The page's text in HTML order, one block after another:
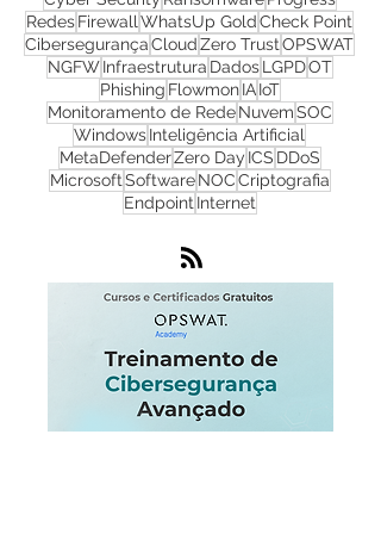
CyberSecurityTIHackersMalware
Cyber SecurityRansomwareProgress
RedesFirewallWhatsUp Gold Check Point
CibersegurançaCloudZero Trust
NGFWInfraestruturaDadosLGPDOT
PhishingFlowmonIAIoT
Monitoramento de RedeNuvemSOC
WindowsInteligência Artificial
MetaDefenderZero DayICS
EndpointInternet